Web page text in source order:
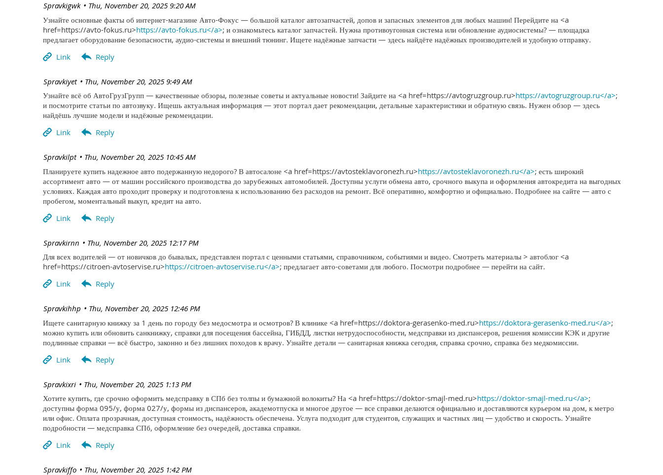
Thu, November 20, 2025 9:20 AM
| Spravkigwk
Узнайте основные факты об интернет-магазине Авто-Фокус — большой каталог автозапчастей, допов и запасных элементов для любых машин! Перейдите на <a
href=https://avto-fokus.ru>https://avto-fokus.ru</a>; и ознакомьтесь каталог запчастей. Нужна противоугонная система или обновление аудиосистемы? — площадка
предлагает оборудование безопасности, аудио-системы и внешний тюнинг. Ищете надёжные запчасти — здесь найдёте надёжных производителей и удобную отправку.
Thu, November 20, 2025 9:49 AM
| Spravkiyet
Узнайте всё об АвтоГрузГрупп — качественные обзоры, полезные советы и актуальные новости! Зайдите на <a href=https://avtogruzgroup.ru>https://avtogruzgroup.ru</a>;
и посмотрите статьи по автозвуку. Ищешь актуальная информация — этот портал дает рекомендации, детальные характеристики и обратную связь. Нужен обзор — здесь
найдёшь лучшие модели и надёжные рекомендации.
Thu, November 20, 2025 10:45 AM
| Spravkilpt
Планируете купить надежное авто подержанную недорого? В автосалоне <a href=https://avtosteklavoronezh.ru>https://avtosteklavoronezh.ru</a>; есть широкий
ассортимент авто — от машин российского производства до зарубежных автомобилей. Доступны услуги обмена авто, срочного выкупа и оформления автокредита на выгодных
условиях. Каждая авто проходит проверку и подготовлена к использованию без расходов на ремонт. Всё оперативно, комфортно и официально. Подробнее на сайте — авто с
пробегом, моментальный выкуп, кредит на авто.
Thu, November 20, 2025 12:17 PM
| Spravkirnn
Для всех водителей — от новичков до бывалых, представлен портал с ценными статьями, справочником, событиями и видео. Смотреть материалы > автоблог <a
href=https://citroen-avtoservise.ru>https://citroen-avtoservise.ru</a>; предлагает авто-советами для любого. Посмотри подробнее — перейти на сайт.
Thu, November 20, 2025 12:46 PM
| Spravkihhp
Ищете санитарную книжку за 1 день по городу без медосмотра и осмотров? В клинике <a href=https://doktora-gerasenko-med.ru>https://doktora-gerasenko-med.ru</a>;
можно купить или обновить санкнижку, справки для посещения бассейна, ГИБДД, листки нетрудоспособности, медсправки из диспансеров, решения комиссии КЭК и другие
подлинные справки — всё быстро, законно и без лишних походов к врачу. Узнайте детали — санитарная книжка сегодня, справка срочно, справка без медкомиссии.
Thu, November 20, 2025 1:13 PM
| Spravkixri
Хотите купить, где срочно оформить медсправку в СПб без толпы и бумажной волокиты? На <a href=https://doktor-smajl-med.ru>https://doktor-smajl-med.ru</a>;
доступны форма 095/у, форма 027/у, формы из диспансеров, академотпуска и многое другое — все справки делаются официально и доставляются курьером на дом, к метро
или офис. Оплата прозрачная, доступная стоимость, надёжность обеспечена. Услуга подходит для студентов, служащих и частных лиц — удобство и скорость. Узнайте
подробности — медсправка СПб, оформление без очередей, доставка справки.
Thu, November 20, 2025 1:42 PM
| Spravkiffo